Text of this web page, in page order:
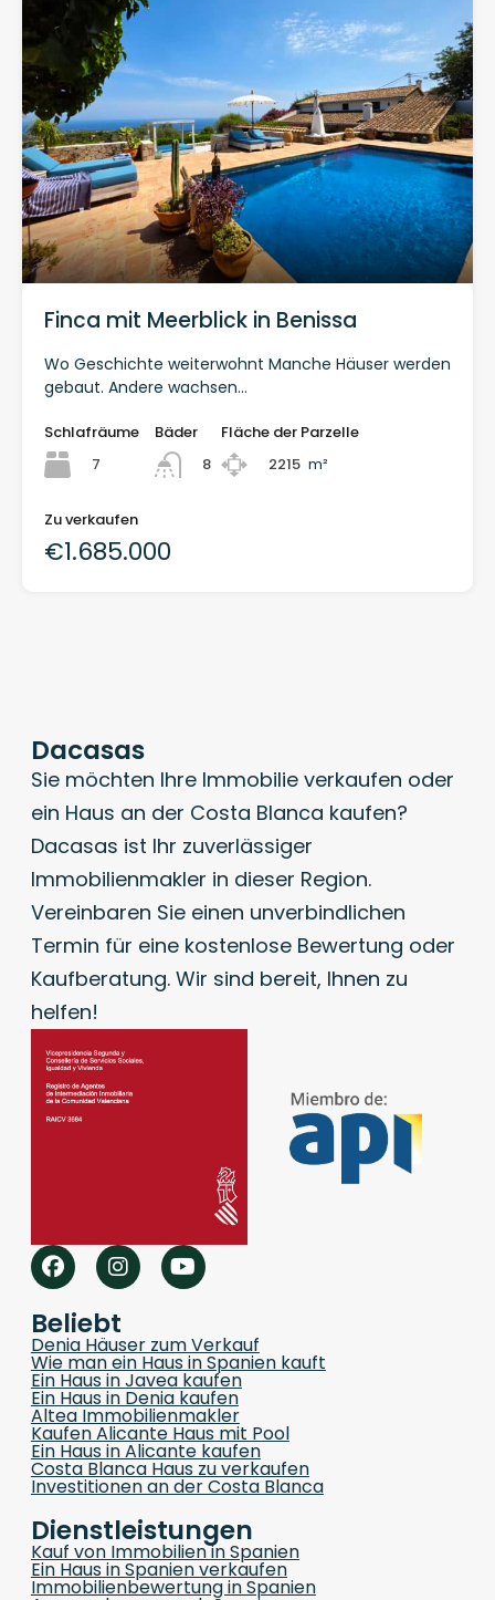
Finca mit Meerblick in Benissa
Wo Geschichte weiterwohnt Manche Häuser werden
gebaut. Andere wachsen…
Schlafräume
7
Bäder
8
Fläche der Parzelle
2215 m²
Zu verkaufen
€1.685.000
Dacasas
Sie möchten Ihre Immobilie verkaufen oder
ein Haus an der Costa Blanca kaufen?
Dacasas ist Ihr zuverlässiger
Immobilienmakler in dieser Region.
Vereinbaren Sie einen unverbindlichen
Termin für eine kostenlose Bewertung oder
Kaufberatung. Wir sind bereit, Ihnen zu
helfen!
Beliebt
Denia Häuser zum Verkauf
Wie man ein Haus in Spanien kauft
Ein Haus in Javea kaufen
Ein Haus in Denia kaufen
Altea Immobilienmakler
Kaufen Alicante Haus mit Pool
Ein Haus in Alicante kaufen
Costa Blanca Haus zu verkaufen
Investitionen an der Costa Blanca
Dienstleistungen
Kauf von Immobilien in Spanien
Ein Haus in Spanien verkaufen
Immobilienbewertung in Spanien